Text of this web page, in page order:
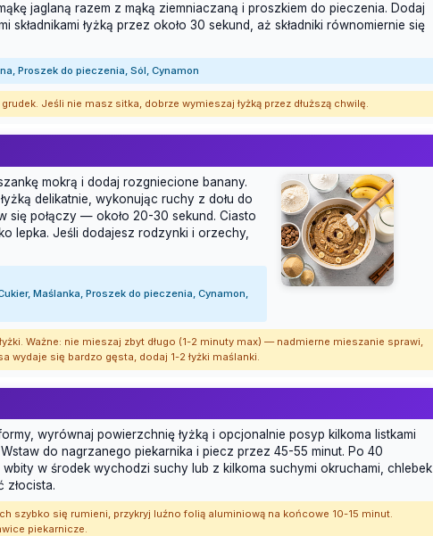
jaglaną razem z mąką ziemniaczaną i proszkiem do pieczenia. Dodaj
składnikami łyżką przez około 30 sekund, aż składniki równomiernie się
Proszek do pieczenia, Sól, Cynamon
Jeśli nie masz sitka, dobrze wymieszaj łyżką przez dłuższą chwilę.
mokrą i dodaj rozgniecione banany.
delikatnie, wykonując ruchy z dołu do
się połączy — około 20-30 sekund. Ciasto
lepka. Jeśli dodajesz rodzynki i orzechy,
Maślanka, Proszek do pieczenia, Cynamon,
Ważne: nie mieszaj zbyt długo (1-2 minuty max) — nadmierne mieszanie sprawi,
wydaje się bardzo gęsta, dodaj 1-2 łyżki maślanki.
wyrównaj powierzchnię łyżką i opcjonalnie posyp kilkoma listkami
do nagrzanego piekarnika i piecz przez 45-55 minut. Po 40
w środek wychodzi suchy lub z kilkoma suchymi okruchami, chlebek
złocista.
szybko się rumieni, przykryj luźno folią aluminiową na końcowe 10-15 minut.
piekarnicze.